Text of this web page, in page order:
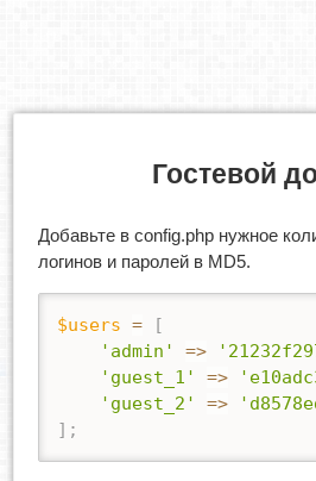
Гостевой
Добавьте в config.php нужное
логинов и паролей в MD5.
$users =
[
'admin'
=>
'guest_1'
=>
'guest_2'
=>
] ;